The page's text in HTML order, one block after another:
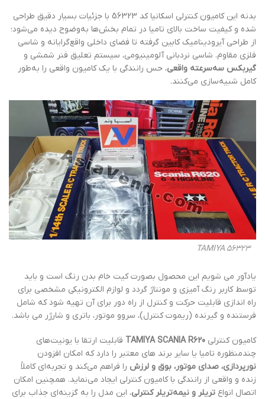
بدنه این کامیون کنترلی اسکانیا کد 56323 با جزئیات بسیار دقیق طراحی
شده و کیفیت ساخت بالای تامیا در تمام بخش‌ها به‌وضوح دیده می‌شود؛
از طراحی آیرودینامیک کابین گرفته تا فضای داخلی واقع‌گرایانه و شاسی
فلزی مقاوم. شاسی نردبانی آلومینیومی، سیستم تعلیق فنر شمشی و
گیربکس سه‌سرعته واقعی، حس رانندگی با یک کامیون واقعی را به‌طور
کامل شبیه‌سازی می‌کنند.
TAMIYA 56323
یادآور می شویم این محصول بصورت کیت خام بدن رنگ است و باید
توسط کاربر رنگ آمیزی و مونتاژ گردد و لوازم الکترونیکی مشخصی برای
راه اندازی قابلیت حرکت و کنترل از راه دور برای آن تهیه شود که شامل
فرستنده و گیرنده (ریموت کنترل)، سروو موتور، باتری و شارژر می باشد.
کامیون کنترلی TAMIYA SCANIA R620 قابلیت ارتقا با یونیت‌های
چندمنظوره تامیا یا سایر برند های معتبر را دارد که امکان افزودن
نورپردازی، صدای موتور، بوق و لرزش را فراهم می‌کند و تجربه‌ای کاملاً
زنده و واقعی از رانندگی با کامیون کنترلی ایجاد می‌نماید. همچنین امکان
اتصال انواع تریلر و نیمه‌تریلر کنترلی، این مدل را به گزینه‌ای جذاب برای